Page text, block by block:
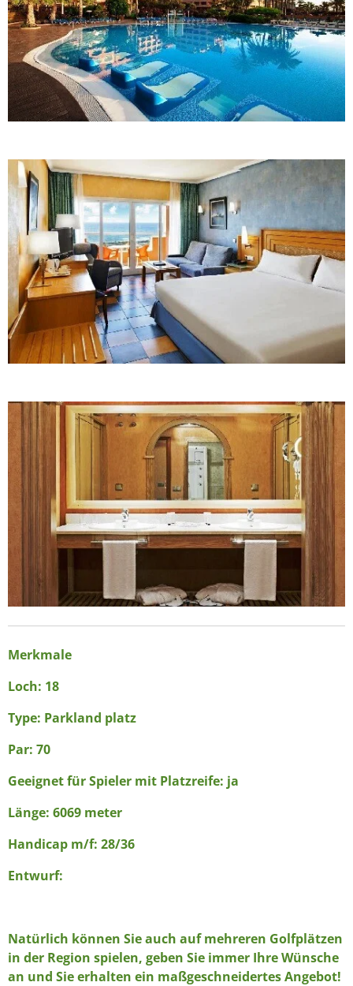
Merkmale
Loch: 18
Type: Parkland platz
Par: 70
Geeignet für Spieler mit Platzreife: ja
Länge: 6069 meter
Handicap m/f: 28/36
Entwurf:
Natürlich können Sie auch auf mehreren Golfplätzen
in der Region spielen, geben Sie immer Ihre Wünsche
an und Sie erhalten ein maßgeschneidertes Angebot!